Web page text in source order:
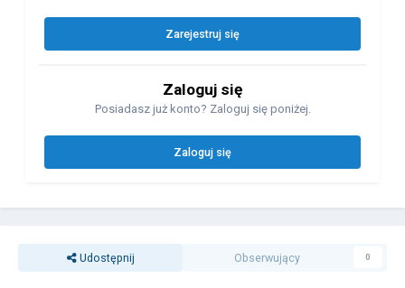
Zarejestruj się
Zaloguj się
Posiadasz już konto? Zaloguj się poniżej.
Zaloguj się
Udostępnij Obserwujący 0